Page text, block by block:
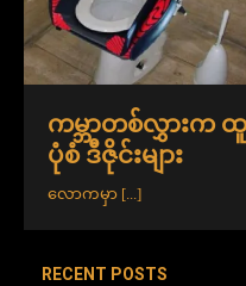
ကမ္ဘာတစ်လွှားက ထူ
ပုံစံ ဒီဇိုင်းများ
လောကမှာ [...]
RECENT POSTS